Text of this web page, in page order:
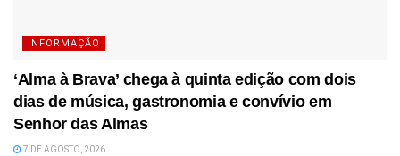
INFORMAÇÃO
‘Alma à Brava’ chega à quinta edição com dois
dias de música, gastronomia e convívio em
Senhor das Almas
7 DE AGOSTO, 2026